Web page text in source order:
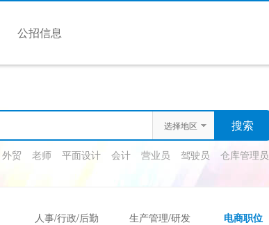
公招信息
选择地区
外贸 老师 平面设计 会计 营业员 驾驶员
仓库管理员
人事/行政/后勤 生产管理/研发 电商职位